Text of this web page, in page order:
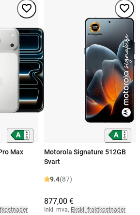
Max
Motorola Signature 512GB
Svart
9.4(87)
877,00 €
Inkl. mva, Ekskl. fraktkostnader